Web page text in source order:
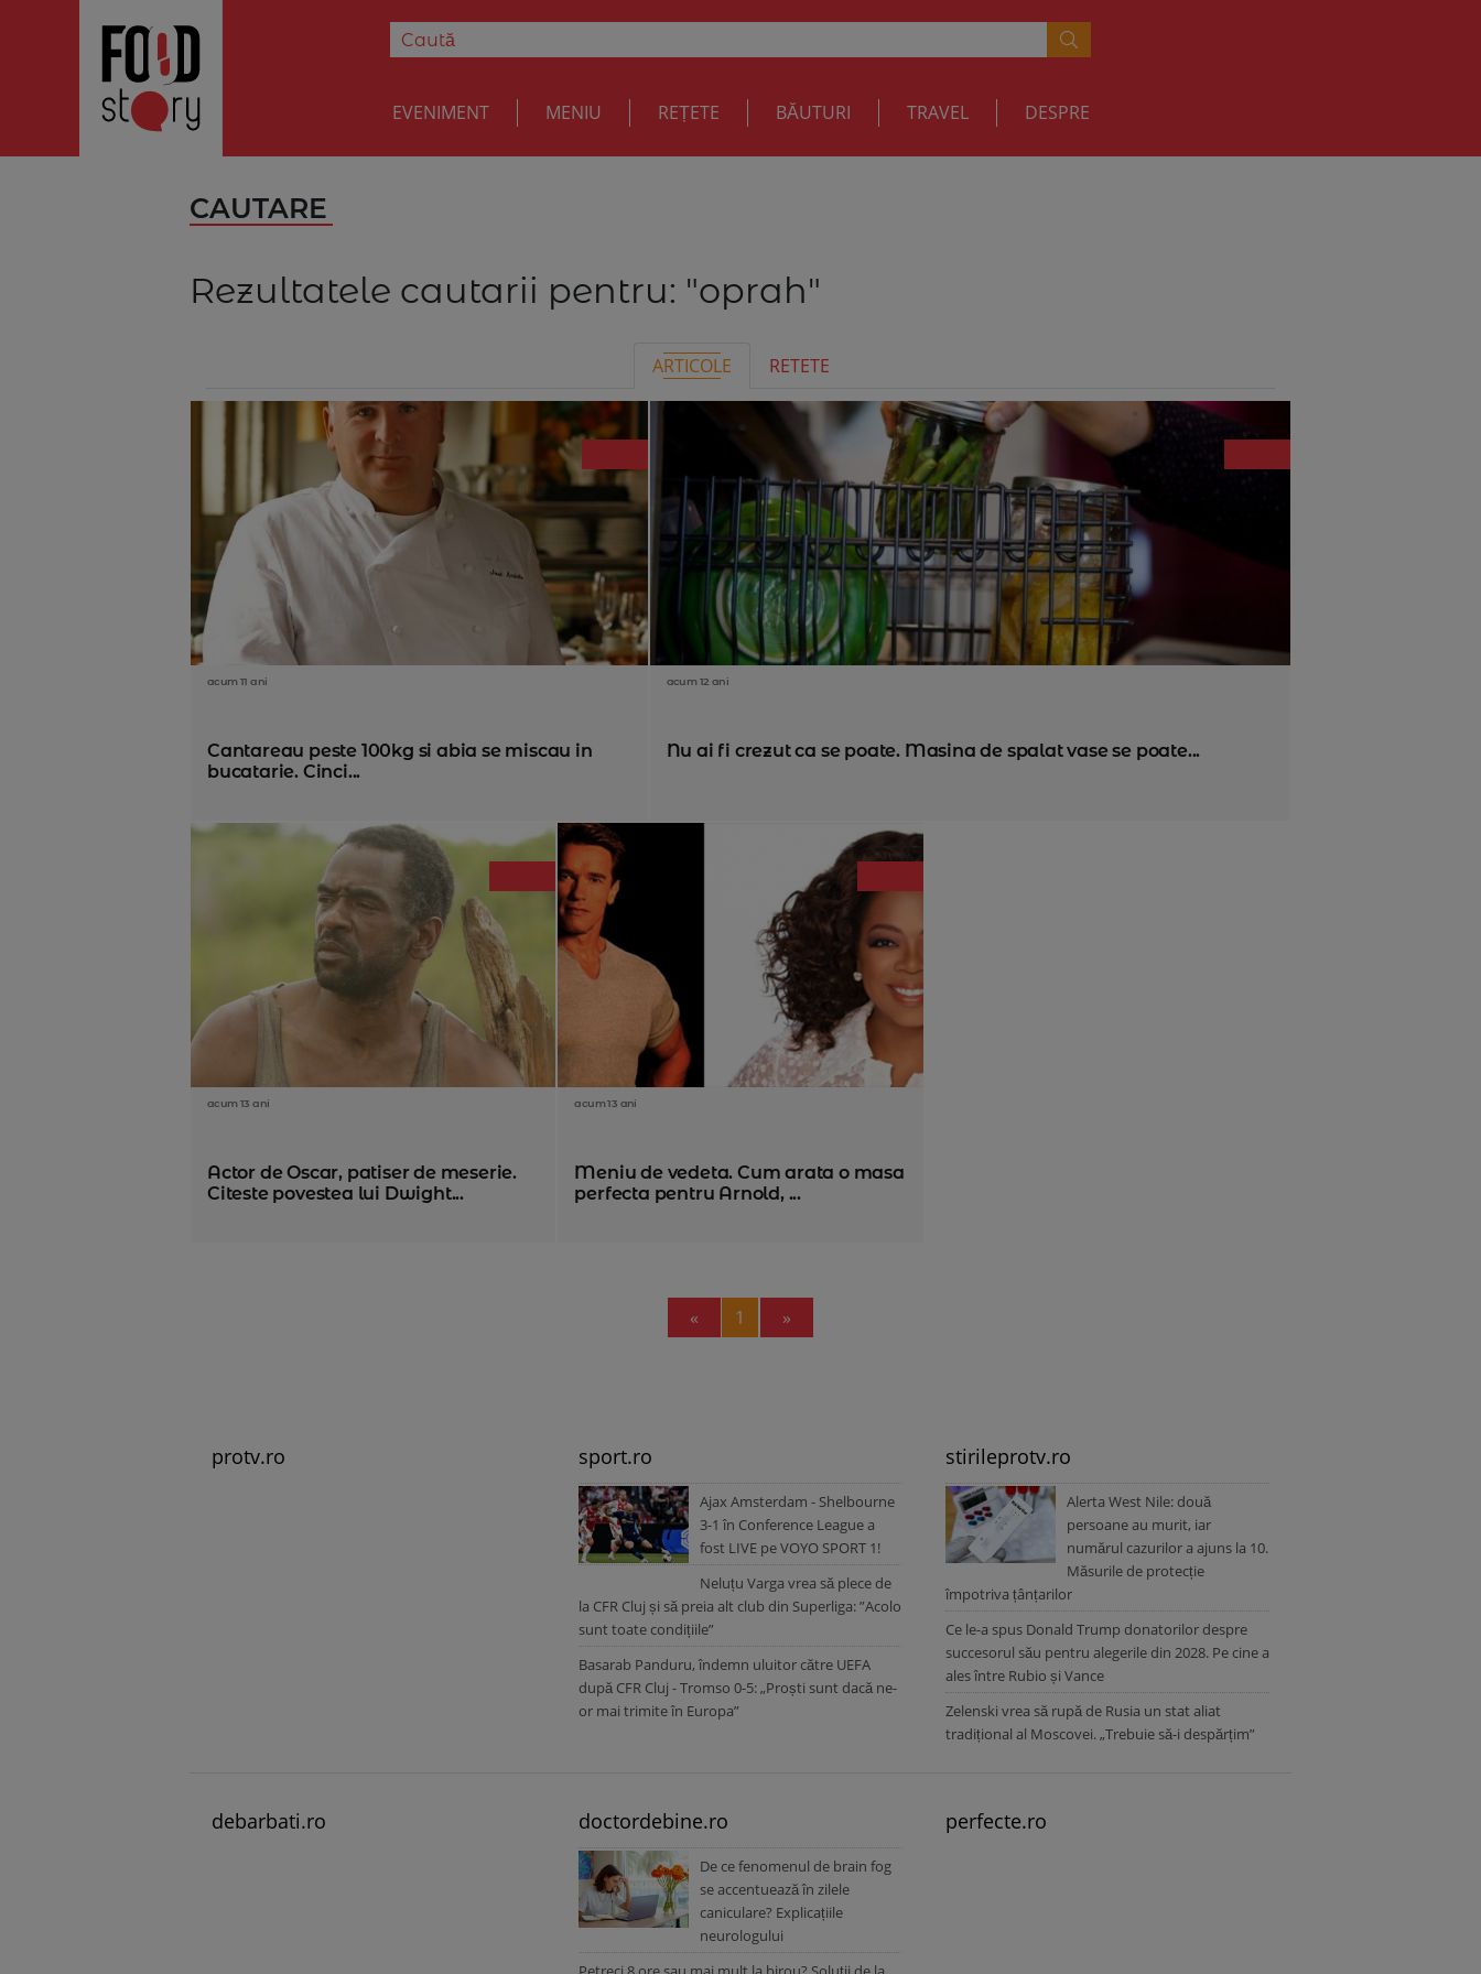
EVENIMENT MENIU REȚETE BĂUTURI TRAVEL DESPRE
CAUTARE
Rezultatele cautarii pentru: "oprah"
ARTICOLE RETETE
acum 11 ani
Cantareau peste 100kg si abia se miscau in
bucatarie. Cinci...
acum 12 ani
Nu ai fi crezut ca se poate. Masina de spalat vase se poate...
acum 13 ani
Actor de Oscar, patiser de meserie.
Citeste povestea lui Dwight...
acum 13 ani
Meniu de vedeta. Cum arata o masa
perfecta pentru Arnold, ...
« Previous
1 »
protv.ro sport.ro
Ajax Amsterdam - Shelbourne
3-1 în Conference League a
fost LIVE pe VOYO SPORT 1!
Neluțu Varga vrea să plece de
la CFR Cluj și să preia alt club din Superliga: ”Acolo
sunt toate condițiile”
Basarab Panduru, îndemn uluitor către UEFA
după CFR Cluj - Tromso 0-5: „Proști sunt dacă ne-
or mai trimite în Europa”
stirileprotv.ro
Alerta West Nile: două
persoane au murit, iar
numărul cazurilor a ajuns la 10.
Măsurile de protecție
împotriva țânțarilor
Ce le-a spus Donald Trump donatorilor despre
succesorul său pentru alegerile din 2028. Pe cine a
ales între Rubio și Vance
Zelenski vrea să rupă de Rusia un stat aliat
tradițional al Moscovei. „Trebuie să-i despărțim”
debarbati.ro doctordebine.ro
De ce fenomenul de brain fog
se accentuează în zilele
caniculare? Explicațiile
neurologului
perfecte.ro